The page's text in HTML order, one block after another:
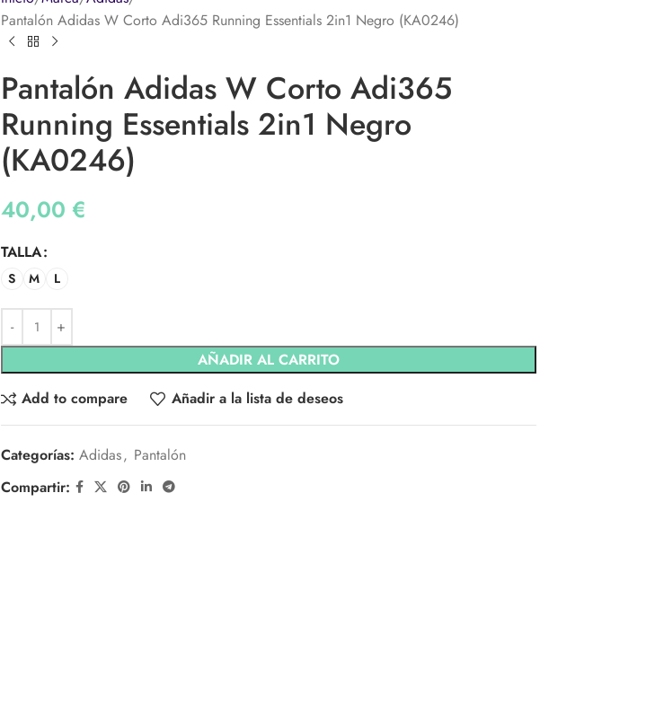
Pantalón Adidas W Corto Adi365 Running Essentials 2in1 Negro (KA0246)
Pantalón Adidas W Corto Adi365
Running Essentials 2in1 Negro
(KA0246)
40,00 €
TALLA
S M L
AÑADIR AL CARRITO
Add to compare
Añadir a la lista de deseos
Categorías: Adidas, Pantalón
Compartir: